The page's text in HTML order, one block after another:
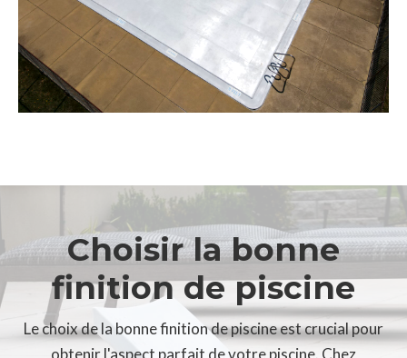
Choisir la bonne
finition de piscine
Le choix de la bonne finition de piscine est crucial pour
obtenir l'aspect parfait de votre piscine. Chez